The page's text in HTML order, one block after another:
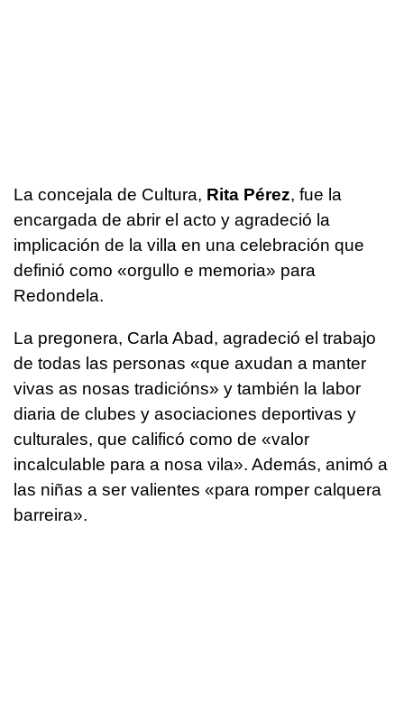
La concejala de Cultura, Rita Pérez, fue la
encargada de abrir el acto y agradeció la
implicación de la villa en una celebración que
definió como «orgullo e memoria» para
Redondela.
La pregonera, Carla Abad, agradeció el trabajo
de todas las personas «que axudan a manter
vivas as nosas tradicións» y también la labor
diaria de clubes y asociaciones deportivas y
culturales, que calificó como de «valor
incalculable para a nosa vila». Además, animó a
las niñas a ser valientes «para romper calquera
barreira».